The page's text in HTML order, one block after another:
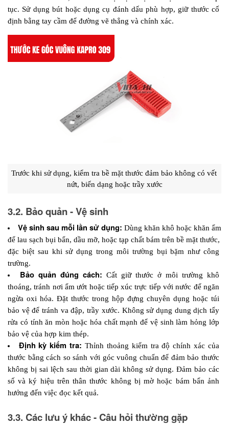
tục. Sử dụng bút hoặc dụng cụ đánh dấu phù hợp, giữ thước cố
định bằng tay cầm để đường vẽ thẳng và chính xác.
Trước khi sử dụng, kiểm tra bề mặt thước đảm bảo không có vết
nứt, biến dạng hoặc trầy xước
3.2. Bảo quản - Vệ sinh
Vệ sinh sau mỗi lần sử dụng: Dùng khăn khô hoặc khăn ẩm
để lau sạch bụi bẩn, dầu mỡ, hoặc tạp chất bám trên bề mặt thước,
đặc biệt sau khi sử dụng trong môi trường bụi bặm như công
trường.
Bảo quản đúng cách: Cất giữ thước ở môi trường khô
thoáng, tránh nơi ẩm ướt hoặc tiếp xúc trực tiếp với nước để ngăn
ngừa oxi hóa. Đặt thước trong hộp đựng chuyên dụng hoặc túi
bảo vệ để tránh va đập, trầy xước. Không sử dụng dung dịch tẩy
rửa có tính ăn mòn hoặc hóa chất mạnh để vệ sinh làm hỏng lớp
bảo vệ của hợp kim thép.
Định kỳ kiểm tra: Thỉnh thoảng kiểm tra độ chính xác của
thước bằng cách so sánh với góc vuông chuẩn để đảm bảo thước
không bị sai lệch sau thời gian dài không sử dụng. Đảm bảo các
số và ký hiệu trên thân thước không bị mờ hoặc bám bẩn ảnh
hưởng đến việc đọc kết quả.
3.3. Các lưu ý khác - Câu hỏi thường gặp